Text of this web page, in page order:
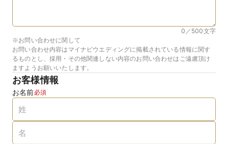
0／500文字
※お問い合わせに関して
お問い合わせ内容はマイナビウエディングに掲載されている情報に関す
るものとし、採用・その他関連しない内容のお問い合わせはご遠慮頂け
ますようお願いいたします。
お客様情報
お名前必須